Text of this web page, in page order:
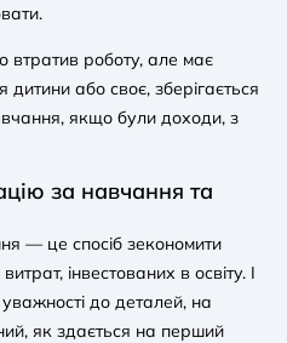
втратив роботу, але має
дитини або своє, зберігається
якщо були доходи, з
за навчання та
— це спосіб зекономити
інвестованих в освіту. І
до деталей, на
як здається на перший